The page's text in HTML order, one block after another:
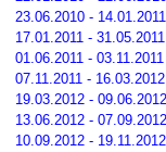
23.06.2010 - 14.01.2011
17.01.2011 - 31.05.2011
01.06.2011 - 03.11.2011
07.11.2011 - 16.03.2012
19.03.2012 - 09.06.2012
13.06.2012 - 07.09.2012
10.09.2012 - 19.11.2012